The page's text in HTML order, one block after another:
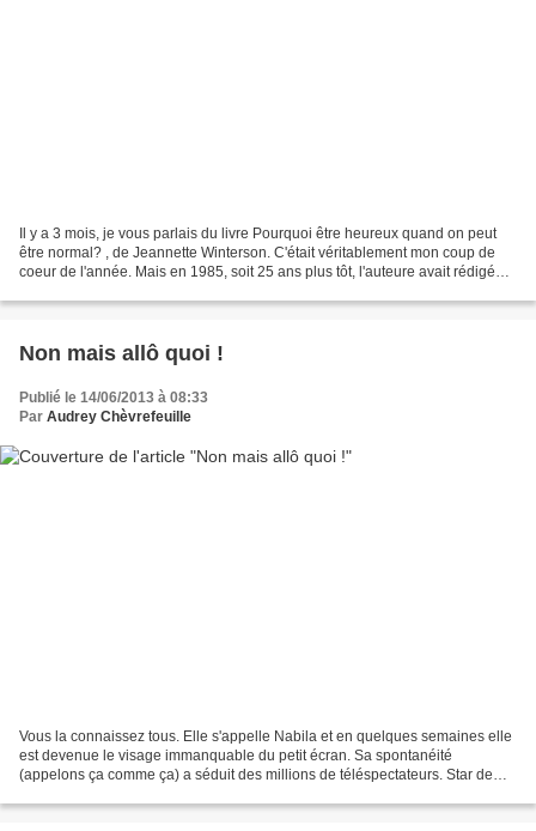
Il y a 3 mois, je vous parlais du livre Pourquoi être heureux quand on peut
être normal? , de Jeannette Winterson. C'était véritablement mon coup de
coeur de l'année. Mais en 1985, soit 25 ans plus tôt, l'auteure avait rédigé
Non mais allô quoi !
Publié le 14/06/2013 à 08:33
Par Audrey Chèvrefeuille
Vous la connaissez tous. Elle s'appelle Nabila et en quelques semaines elle
est devenue le visage immanquable du petit écran. Sa spontanéité
(appelons ça comme ça) a séduit des millions de téléspectateurs. Star de